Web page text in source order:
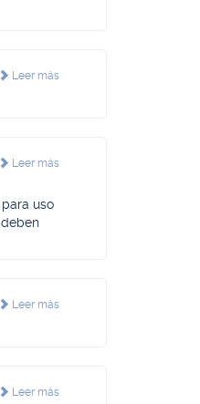
Leer más
Leer más
uso
Leer más
Leer más